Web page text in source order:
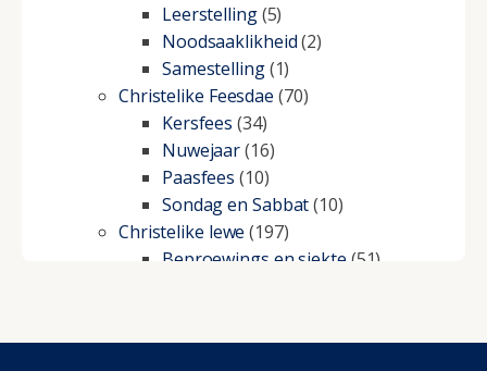
Leerstelling(5)
Noodsaaklikheid(2)
Samestelling(1)
Christelike Feesdae (70)
Kersfees (34)
Nuwejaar(16)
Paasfees (10)
Sondag en Sabbat(10)
Christelike lewe (197)
Beproewings en siekte (51)
Geestelike Groei(10)